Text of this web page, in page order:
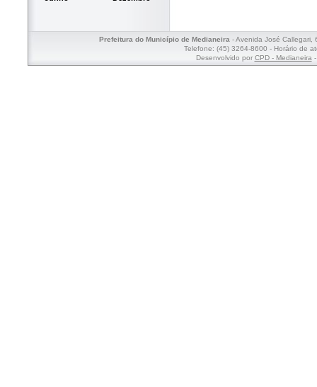
Prefeitura do Município de Medianeira- Avenida José Callegari,
Telefone: (45) 3264-8600 - Horário de
Desenvolvido por CPD - Medianeira-